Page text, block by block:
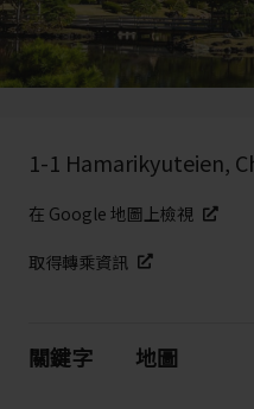
1-1 Hamarikyuteien,
在 Google 地圖上檢視
取得轉乘資訊
關鍵字 地圖